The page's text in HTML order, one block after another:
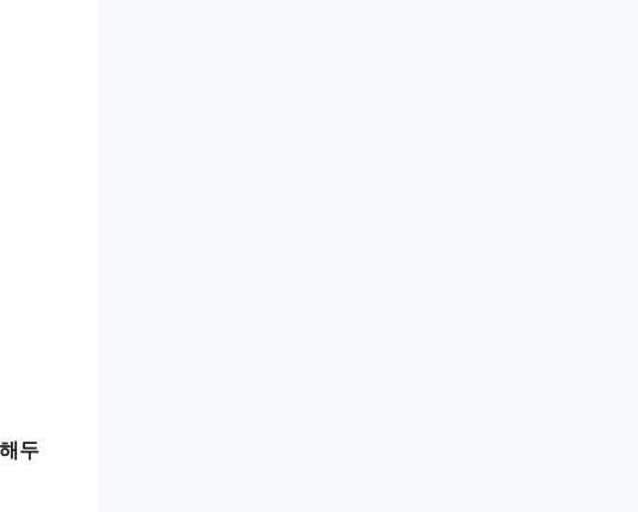
두